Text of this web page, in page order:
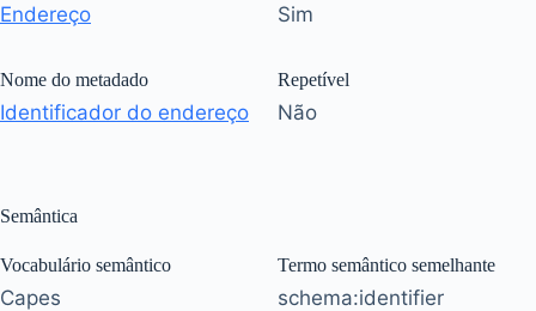
Endereço
Nome do metadado
Identificador do endereço
Sim
Repetível
Não
Semântica
Vocabulário semântico
Capes
Termo semântico semelhante
schema:identifier